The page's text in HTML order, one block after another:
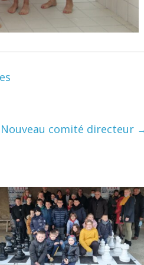
comité directeur